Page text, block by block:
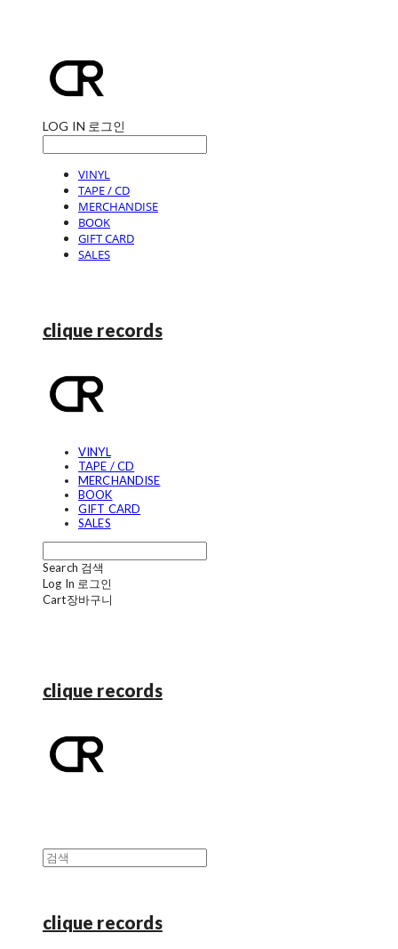
LOG IN 로그인
VINYL
TAPE / CD
MERCHANDISE
BOOK
GIFT CARD
SALES
clique records
VINYL
TAPE / CD
MERCHANDISE
BOOK
GIFT CARD
SALES
Search 검색
Log In 로그인
Cart장바구니
clique records
clique records